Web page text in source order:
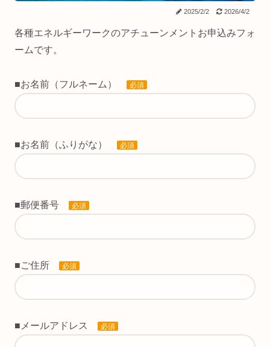
2025/2/2 2026/4/2
各種エネルギーワークのアチューンメントお申込みフォ
ームです。
■お名前（フルネーム） 必須
■お名前（ふりがな） 必須
■郵便番号 必須
■ご住所 必須
■メールアドレス 必須